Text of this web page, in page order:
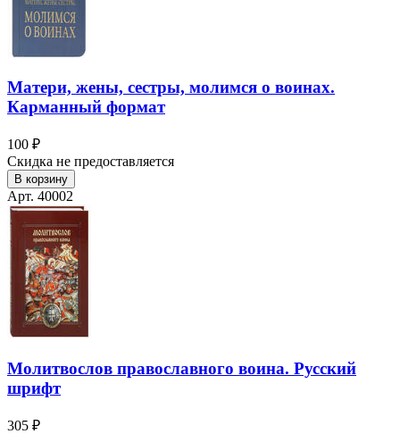
Матери, жены, сестры, молимся о воинах.
Карманный формат
100 ₽
Скидка не предоставляется
В корзину
Арт. 40002
Молитвослов православного воина. Русский
шрифт
305 ₽